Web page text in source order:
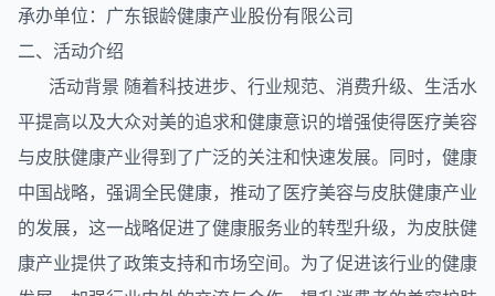
承办单位：广东银龄健康产业股份有限公司
二、活动介绍
活动背景 随着科技进步、行业规范、消费升级、生活水
平提高以及大众对美的追求和健康意识的增强使得医疗美容
与皮肤健康产业得到了广泛的关注和快速发展。同时，健康
中国战略，强调全民健康，推动了医疗美容与皮肤健康产业
的发展，这一战略促进了健康服务业的转型升级，为皮肤健
康产业提供了政策支持和市场空间。为了促进该行业的健康